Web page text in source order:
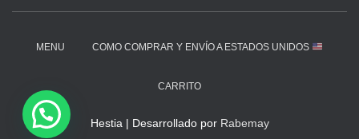
MENU COMO COMPRAR Y ENVÍO A ESTADOS UNIDOS
CARRITO
Hestia | Desarrollado por Rabemay